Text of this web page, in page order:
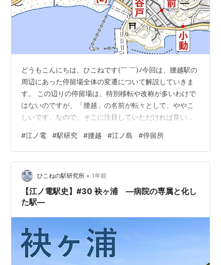
どうもこんにちは、ひこねです(￣ ￣)ﾉ今回は、腰越駅の
周辺にあった停留場全体の変遷について解説していきま
す。 この辺りの停留場は、特別移転や改称が多いわけで
はないのですが、「腰越」の名前が転々として、ややこ
しいです。なので、そこに注目していただければ良いの
#江ノ電 #駅研究 #腰越 #江ノ島 #停留所
ひこねの駅研究所 • 1年前
【江ノ電駅史】#30 袂ヶ浦 —病院の専属と化し
た駅—